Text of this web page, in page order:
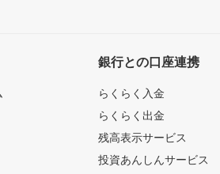
銀行との口座連携
らくらく入金
らくらく出金
残高表示サービス
投資あんしんサービス